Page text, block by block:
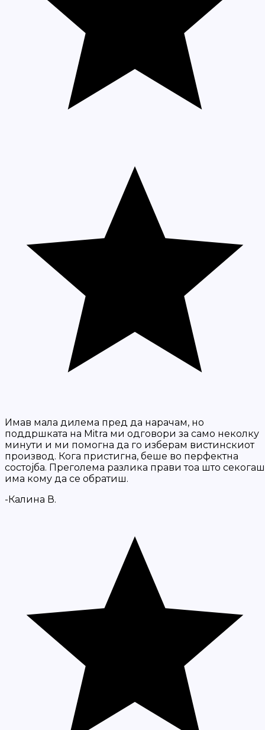
Имав мала дилема пред да нарачам, но
поддршката на Mitra ми одговори за само неколку
минути и ми помогна да го изберам вистинскиот
производ. Кога пристигна, беше во перфектна
состојба. Преголема разлика прави тоа што секогаш
има кому да се обратиш.
-Калина В.